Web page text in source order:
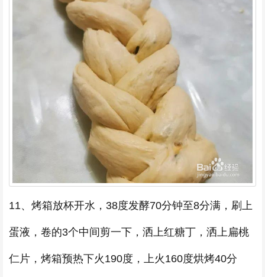
11、烤箱放杯开水，38度发酵70分钟至8分满，刷上
蛋液，卷的3个中间剪一下，洒上红糖丁，洒上扁桃
仁片，烤箱预热下火190度，上火160度烘烤40分